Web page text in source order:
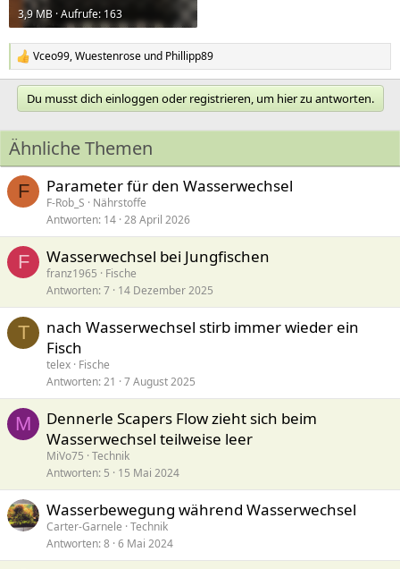
3,9 MB · Aufrufe: 163
R
e
a
i
o
n
e
:
Vceo99,Wuestenrose und Phillipp89
Du musst dich einloggen oder registrieren, um hier zu antworten.
Ähnliche Themen
F Parameter für den Wasserwechsel
F-Rob_S
Nährstoffe
Antworten 14 28 April 2026
F Wasserwechsel bei Jungfischen
franz1965
Fische
Antworten 7 14 Dezember 2025
T
nach Wasserwechsel stirb immer wieder ein
Fisch
telex Fische
Antworten 21 7 August 2025
M
Dennerle Scapers Flow zieht sich beim
Wasserwechsel teilweise leer
MiVo75 Technik
Antworten 5 15 Mai 2024
Wasserbewegung während Wasserwechsel
Carter-Garnele Technik
Antworten 8 6 Mai 2024